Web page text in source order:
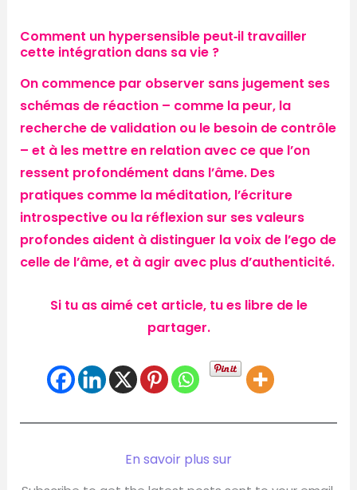
Comment un hypersensible peut‑il travailler
cette intégration dans sa vie ?
On commence par observer sans jugement ses
schémas de réaction – comme la peur, la
recherche de validation ou le besoin de contrôle
– et à les mettre en relation avec ce que l’on
ressent profondément dans l’âme. Des
pratiques comme la méditation, l’écriture
introspective ou la réflexion sur ses valeurs
profondes aident à distinguer la voix de l’ego de
celle de l’âme, et à agir avec plus d’authenticité.
Si tu as aimé cet article, tu es libre de le
partager.
En savoir plus sur